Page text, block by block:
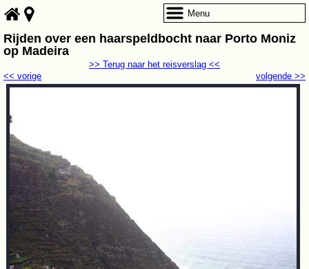
Rijden over een haarspeldbocht naar Porto Moniz
op Madeira
volgende >>
<< vorige
>> Terug naar het reisverslag <<
Menu